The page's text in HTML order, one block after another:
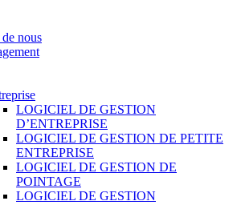
nous
LOGICIEL DE GESTION
D’ENTREPRISE
LOGICIEL DE GESTION DE PETITE
ENTREPRISE
LOGICIEL DE GESTION DE
POINTAGE
LOGICIEL DE GESTION